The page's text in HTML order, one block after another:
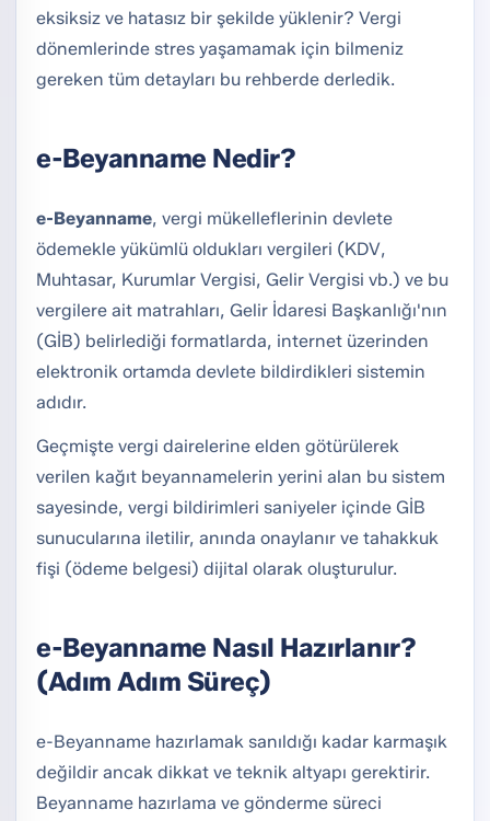
eksiksiz ve hatasız bir şekilde yüklenir? Vergi
dönemlerinde stres yaşamamak için bilmeniz
gereken tüm detayları bu rehberde derledik.
e-Beyanname Nedir?
e-Beyanname, vergi mükelleflerinin devlete
ödemekle yükümlü oldukları vergileri (KDV,
Muhtasar, Kurumlar Vergisi, Gelir Vergisi vb.) ve bu
vergilere ait matrahları, Gelir İdaresi Başkanlığı'nın
(GİB) belirlediği formatlarda, internet üzerinden
elektronik ortamda devlete bildirdikleri sistemin
adıdır.
Geçmişte vergi dairelerine elden götürülerek
verilen kağıt beyannamelerin yerini alan bu sistem
sayesinde, vergi bildirimleri saniyeler içinde GİB
sunucularına iletilir, anında onaylanır ve tahakkuk
fişi (ödeme belgesi) dijital olarak oluşturulur.
e-Beyanname Nasıl Hazırlanır?
(Adım Adım Süreç)
e-Beyanname hazırlamak sanıldığı kadar karmaşık
değildir ancak dikkat ve teknik altyapı gerektirir.
Beyanname hazırlama ve gönderme süreci